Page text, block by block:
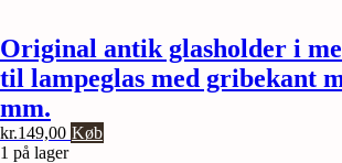
Original antik glasholder i
til lampeglas med gribekant
mm.
kr.149,00 Køb
1 på lager